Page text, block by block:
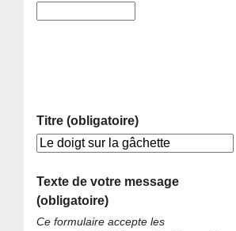
Titre (obligatoire)
Texte de votre message
(obligatoire)
Ce formulaire accepte les